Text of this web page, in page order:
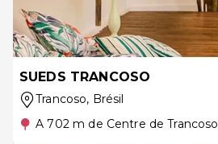
SUEDS TRANCOSO
Trancoso, Brésil
A 702 m de Centre de Trancoso